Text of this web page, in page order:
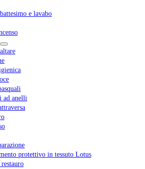
e lavabo
ad anelli
protettivo in tessuto Lotus